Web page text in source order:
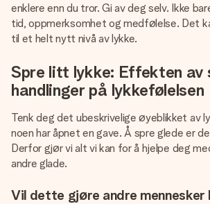
enklere enn du tror. Gi av deg selv. Ikke
tid, oppmerksomhet og medfølelse. Det
til et helt nytt nivå av lykke.
Spre litt lykke: Effekten av
handlinger på lykkefølelsen
Tenk deg det ubeskrivelige øyeblikket av
noen har åpnet en gave. Å spre glede er
Derfor gjør vi alt vi kan for å hjelpe deg
andre glade.
Vil dette gjøre andre mennesker